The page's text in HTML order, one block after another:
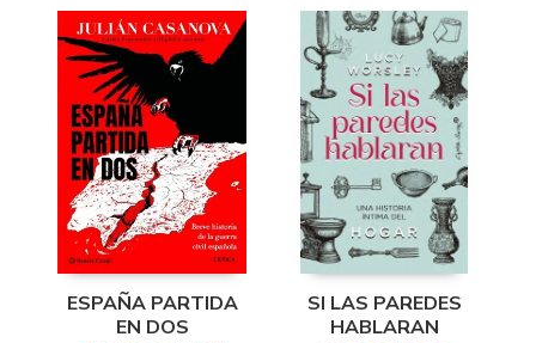
ESPAÑA PARTIDA
EN DOS
SI LAS PAREDES
HABLARAN